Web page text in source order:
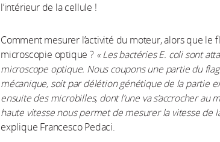
l’intérieur de la cellule !
Comment mesurer l’activité du moteur, alors que le
microscopie optique ? « Les bactéries E. coli sont
microscope optique. Nous coupons une partie du
mécanique, soit par délétion génétique de la partie
ensuite des microbilles, dont l’une va s’accrocher au
haute vitesse nous permet de mesurer la vitesse de
explique Francesco Pedaci.